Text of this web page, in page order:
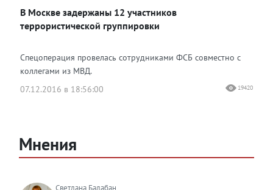
В Москве задержаны 12 участников
террористической группировки
Спецоперация провелась сотрудниками ФСБ совместно с
коллегами из МВД.
07.12.2016 в 18:56:00
19420
Мнения
Светлана Балабан